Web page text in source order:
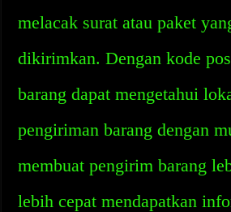
melacak surat atau paket
dikirimkan. Dengan kode
barang dapat mengetahui
pengiriman barang dengan
membuat pengirim barang
lebih cepat mendapatkan